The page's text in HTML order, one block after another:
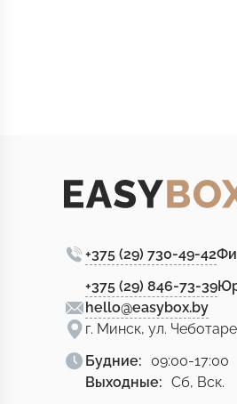
+375 (29) 730-49-42
+375 (29) 846-73-39
hello@easybox.by
г. Минск, ул.
Будние:
09:00-17:00
Выходные: Сб, Вск.